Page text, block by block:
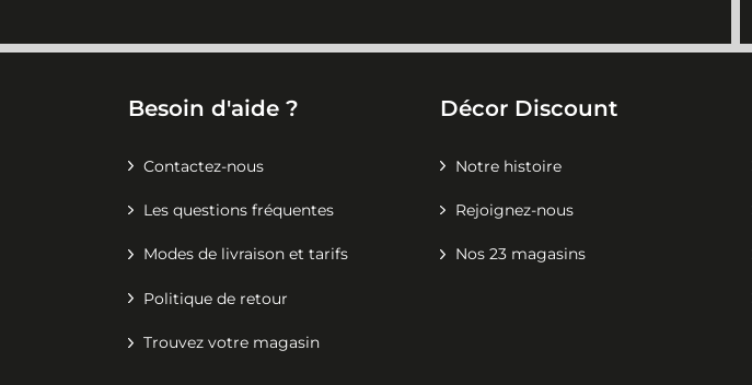
Besoin d'aide ?
Contactez-nous
Les questions fréquentes
Modes de livraison et tarifs
Politique de retour
Trouvez votre magasin
Décor Discount
Notre histoire
Rejoignez-nous
Nos 23 magasins